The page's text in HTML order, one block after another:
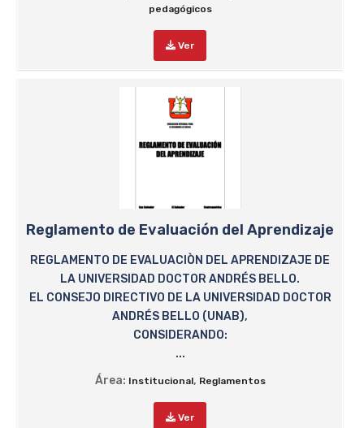
pedagógicos
Ver
Reglamento de Evaluación del Aprendizaje
REGLAMENTO DE EVALUACIÒN DEL APRENDIZAJE DE
LA UNIVERSIDAD DOCTOR ANDRÉS BELLO.
EL CONSEJO DIRECTIVO DE LA UNIVERSIDAD DOCTOR
ANDRÉS BELLO (UNAB),
CONSIDERANDO:
...
Área: Institucional, Reglamentos
Ver